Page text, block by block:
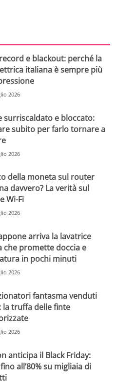
e blackout: perché la
italiana è sempre più
2026
surriscaldato e bloccato:
subito per farlo tornare a
2026
della moneta sul router
davvero? La verità sul
Wi-Fi
2026
arriva la lavatrice
che promette doccia e
in pochi minuti
2026
fantasma venduti
la truffa delle finte
2026
anticipa il Black Friday:
all’80% su migliaia di